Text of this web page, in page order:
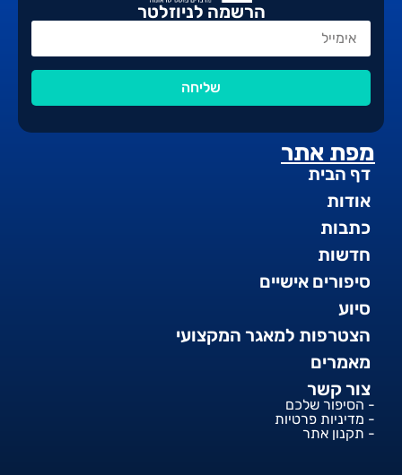
מפת אתר
דף הבית
אודות
כתבות
חדשות
סיפורים אישיים
סיוע
הצטרפות למאגר המקצועי
מאמרים
צור קשר
- הסיפור שלכם
- מדיניות פרטיות
- תקנון אתר
הרשמה לניוזלטר
שליחה